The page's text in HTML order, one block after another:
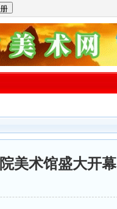
美术馆盛大开幕